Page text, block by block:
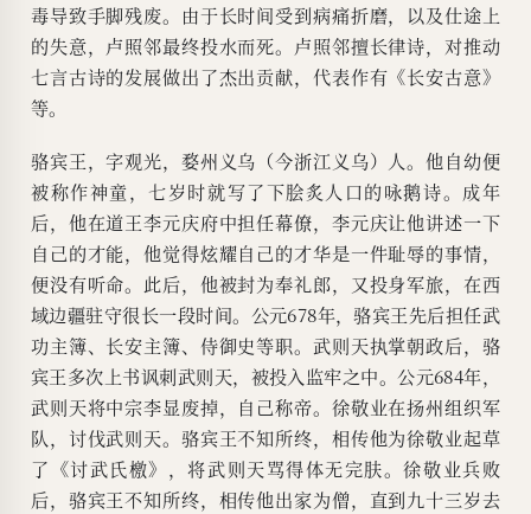
毒导致手脚残废。由于长时间受到病痛折磨，以及仕途上
的失意，卢照邻最终投水而死。卢照邻擅长律诗，对推动
七言古诗的发展做出了杰出贡献，代表作有《长安古意》
等。
骆宾王，字观光，婺州义乌（今浙江义乌）人。他自幼便
被称作神童，七岁时就写了下脍炙人口的咏鹅诗。成年
后，他在道王李元庆府中担任幕僚，李元庆让他讲述一下
自己的才能，他觉得炫耀自己的才华是一件耻辱的事情，
便没有听命。此后，他被封为奉礼郎，又投身军旅，在西
域边疆驻守很长一段时间。公元678年，骆宾王先后担任武
功主簿、长安主簿、侍御史等职。武则天执掌朝政后，骆
宾王多次上书讽刺武则天，被投入监牢之中。公元684年，
武则天将中宗李显废掉，自己称帝。徐敬业在扬州组织军
队，讨伐武则天。骆宾王不知所终，相传他为徐敬业起草
了《讨武氏檄》，将武则天骂得体无完肤。徐敬业兵败
后，骆宾王不知所终，相传他出家为僧，直到九十三岁去